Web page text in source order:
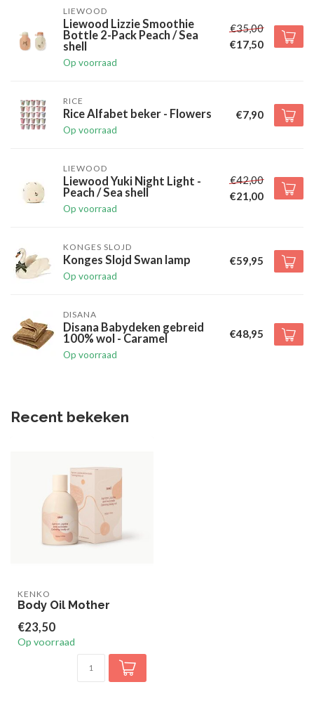
LIEWOOD
Liewood Lizzie Smoothie
Bottle 2-Pack Peach / Sea
shell
Op voorraad
€35,00
€17,50
RICE
Rice Alfabet beker - Flowers
Op voorraad
€7,90
LIEWOOD
Liewood Yuki Night Light -
Peach / Sea shell
Op voorraad
€42,00
€21,00
KONGES SLOJD
Konges Slojd Swan lamp
Op voorraad
€59,95
DISANA
Disana Babydeken gebreid
100% wol - Caramel
Op voorraad
€48,95
Recent bekeken
KENKO
Body Oil Mother
€23,50
Op voorraad